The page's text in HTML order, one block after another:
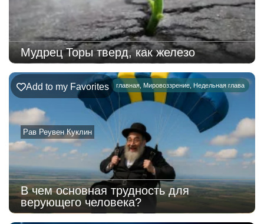
Мудрец Торы тверд, как железо
главная, Мировоззрение, Недельная глава
Рав Реувен Куклин
Add to my Favorites
В чем основная трудность для
верующего человека?